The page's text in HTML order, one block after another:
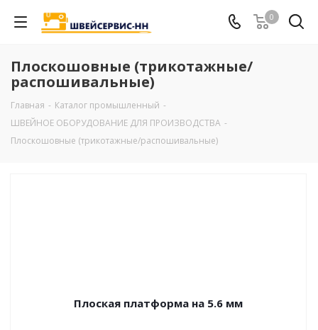
0
Плоскошовные (трикотажные/
распошивальные)
Главная - Каталог промышленный -
ШВЕЙНОЕ ОБОРУДОВАНИЕ ДЛЯ ПРОИЗВОДСТВА -
Плоскошовные (трикотажные/распошивальные)
Плоская платформа на 5.6 мм